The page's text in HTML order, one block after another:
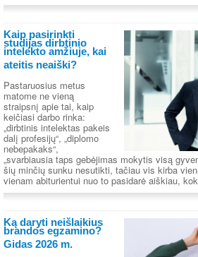
Kaip pasirinkti
studijas dirbtinio
intelekto amžiuje, kai
ateitis neaiški?
Pastaruosius metus
matome ne vieną
straipsnį apie tai, kaip
keičiasi darbo rinka:
„dirbtinis intelektas pakeis
dalį profesijų“, „diplomo
nebepakaks“,
„svarbiausia taps gebėjimas mokytis visą
šių minčių sunku nesutikti, tačiau vis kirba
vienam abiturientui nuo to pasidarė aiškiau,
Ką daryti neišlaikius
brandos egzamino?
Gidas 2026 m.